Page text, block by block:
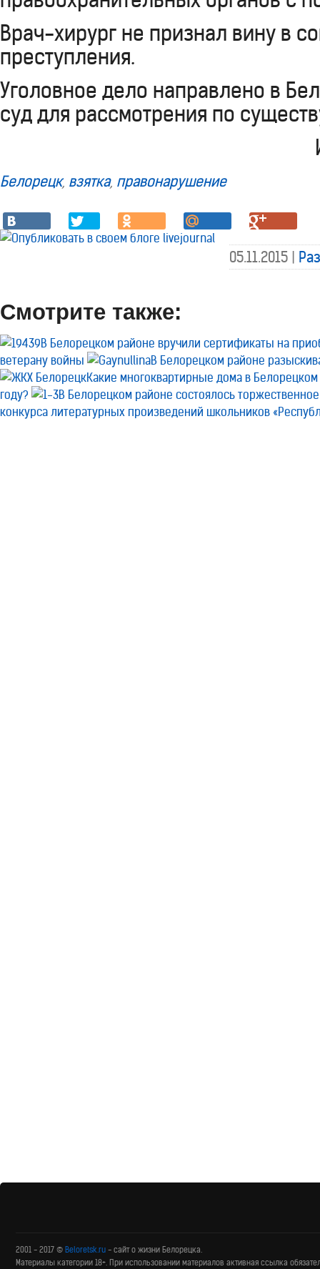
Врач-хирург не признал вину в
преступления.
Уголовное дело направлено в
суд для рассмотрения по
Белорецк, взятка, правонарушение
05.11.2015 |
Смотрите также:
В Белорецком районе вручили сертификаты на
ветерану войны
В Белорецком районе
Какие многоквартирные дома в
году?
В Белорецком районе состоялось
конкурса литературных произведений школьников
2001 - 2017 © Beloretsk.ru - сайт о жизни Белорецка.
Материалы категории 18+. При использовании материалов активная ссылка